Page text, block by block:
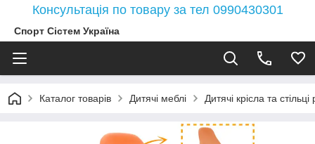
Консультація по товару за тел 0990430301
Спорт Сістем Україна
Каталог товарів Дитячі меблі Дитячі крісла та стільці